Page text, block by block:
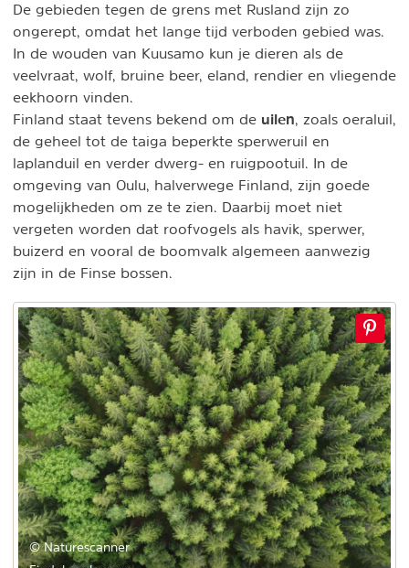
De gebieden tegen de grens met Rusland zijn zo
ongerept, omdat het lange tijd verboden gebied was.
In de wouden van Kuusamo kun je dieren als de
veelvraat, wolf, bruine beer, eland, rendier en vliegende
eekhoorn vinden.
Finland staat tevens bekend om de uilen , zoals oeraluil,
de geheel tot de taiga beperkte sperweruil en
laplanduil en verder dwerg- en ruigpootuil. In de
omgeving van Oulu, halverwege Finland, zijn goede
mogelijkheden om ze te zien. Daarbij moet niet
vergeten worden dat roofvogels als havik, sperwer,
buizerd en vooral de boomvalk algemeen aanwezig
zijn in de Finse bossen.
© Naturescanner